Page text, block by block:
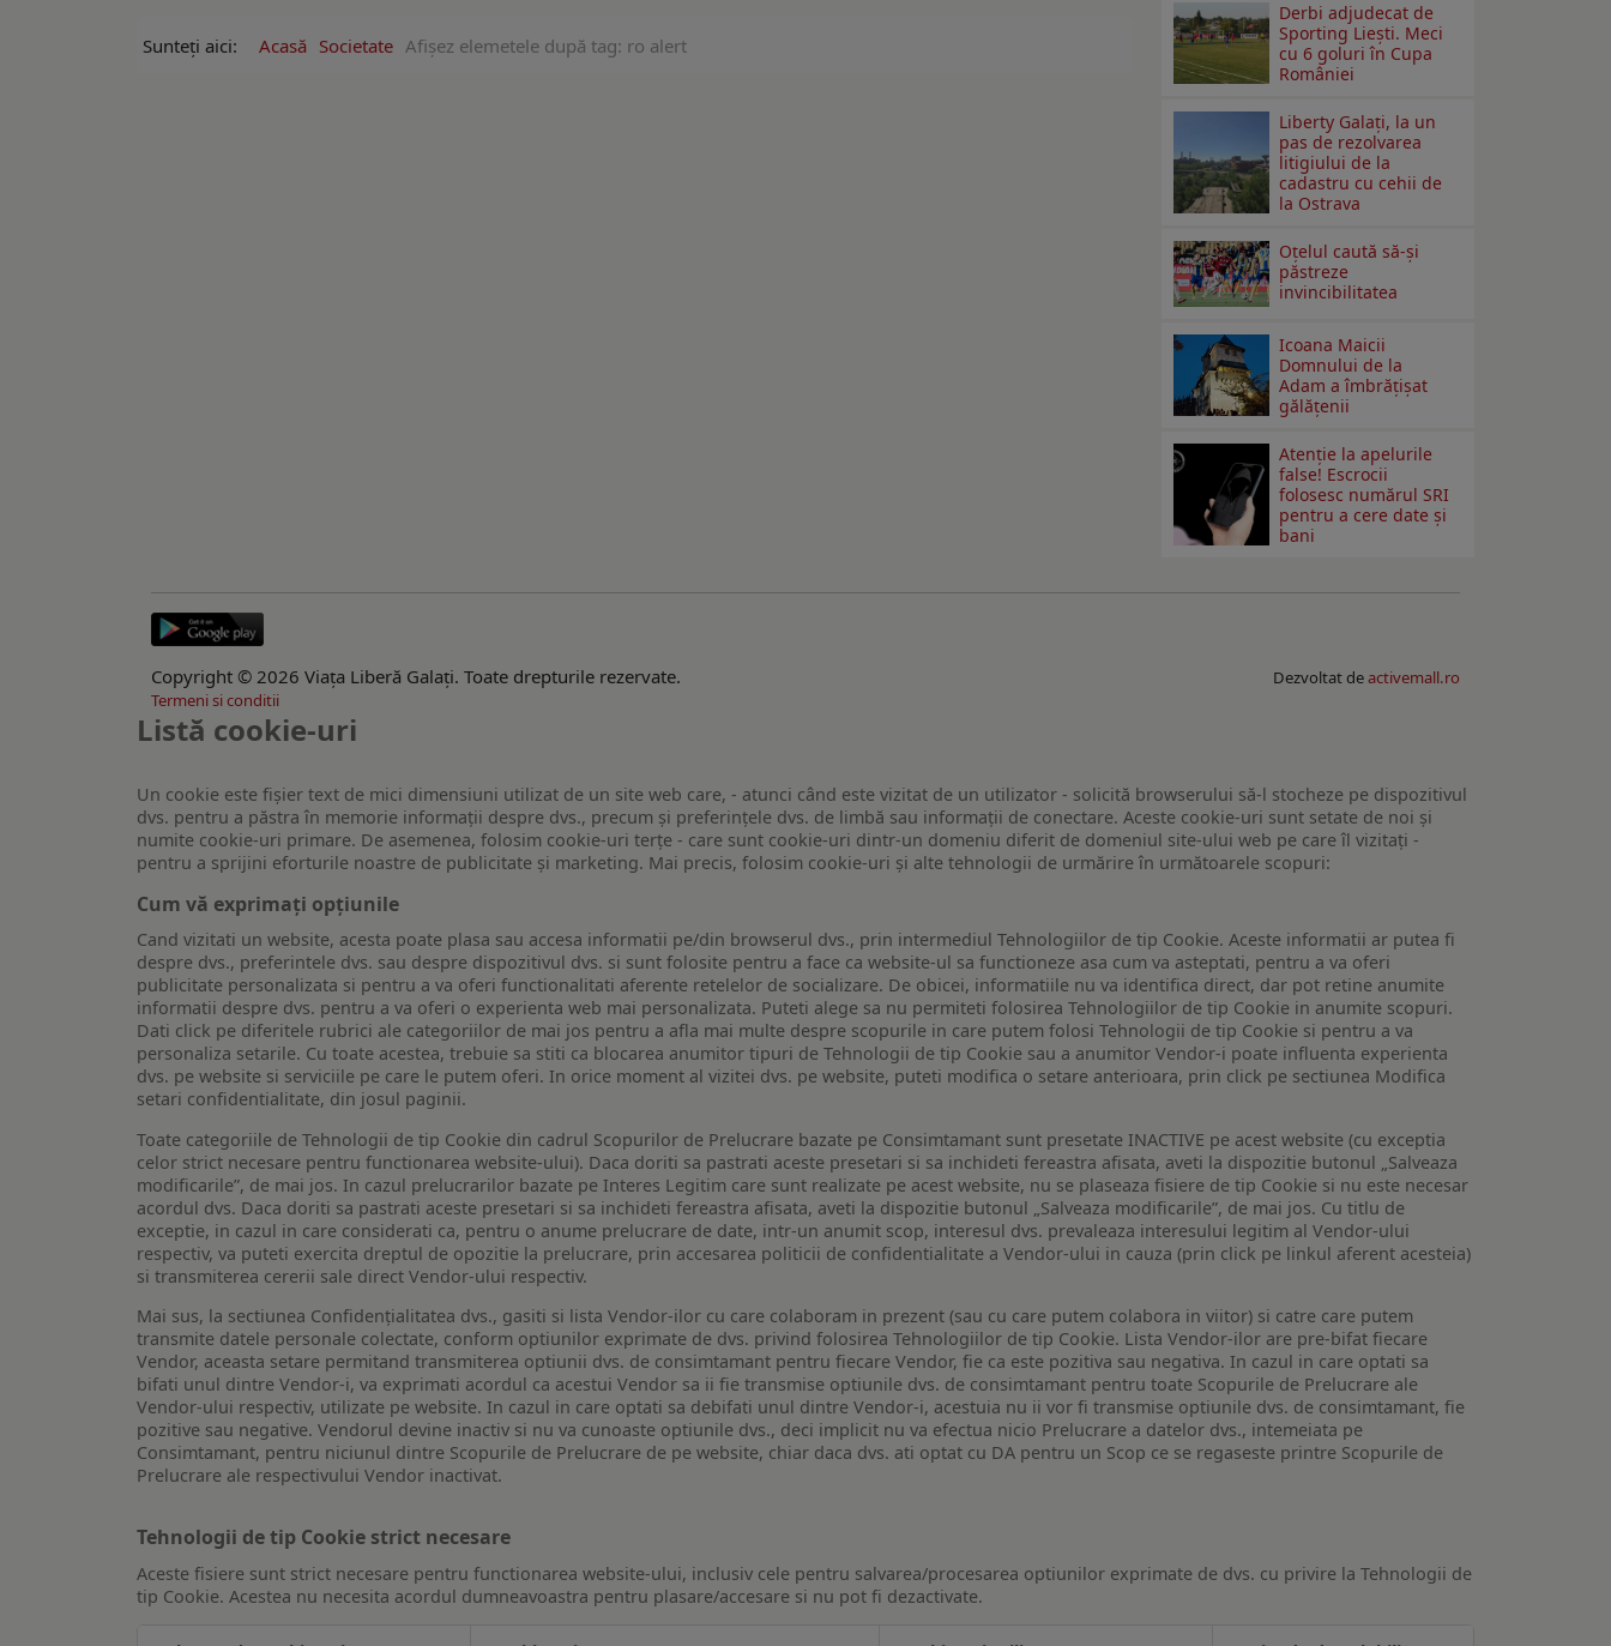
Sunteți aici: Acasă Societate Afişez elemetele după tag: ro alert
Derbi adjudecat de
Sporting Liești. Meci
cu 6 goluri în Cupa
României
Liberty Galați, la un
pas de rezolvarea
litigiului de la
cadastru cu cehii de
la Ostrava
Oțelul caută să-și
păstreze
invincibilitatea
Icoana Maicii
Domnului de la
Adam a îmbrățișat
gălățenii
Atenție la apelurile
false! Escrocii
folosesc numărul SRI
pentru a cere date și
bani
Copyright © 2026 Viaţa Liberă Galaţi. Toate drepturile rezervate. Dezvoltat deactivemall.ro
Termeni si conditii
Listă cookie-uri
Un cookie este fişier text de mici dimensiuni utilizat de un site web care, - atunci când este vizitat de un utilizator - solicită browserului să-l stocheze pe dispozitivul
dvs. pentru a păstra în memorie informații despre dvs., precum și preferințele dvs. de limbă sau informații de conectare. Aceste cookie-uri sunt setate de noi și
numite cookie-uri primare. De asemenea, folosim cookie-uri terțe - care sunt cookie-uri dintr-un domeniu diferit de domeniul site-ului web pe care îl vizitați -
pentru a sprijini eforturile noastre de publicitate și marketing. Mai precis, folosim cookie-uri și alte tehnologii de urmărire în următoarele scopuri:
Cum vă exprimați opțiunile
Cand vizitati un website, acesta poate plasa sau accesa informatii pe/din browserul dvs., prin intermediul Tehnologiilor de tip Cookie. Aceste informatii ar putea fi
despre dvs., preferintele dvs. sau despre dispozitivul dvs. si sunt folosite pentru a face ca website-ul sa functioneze asa cum va asteptati, pentru a va oferi
publicitate personalizata si pentru a va oferi functionalitati aferente retelelor de socializare. De obicei, informatiile nu va identifica direct, dar pot retine anumite
informatii despre dvs. pentru a va oferi o experienta web mai personalizata. Puteti alege sa nu permiteti folosirea Tehnologiilor de tip Cookie in anumite scopuri.
Dati click pe diferitele rubrici ale categoriilor de mai jos pentru a afla mai multe despre scopurile in care putem folosi Tehnologii de tip Cookie si pentru a va
personaliza setarile. Cu toate acestea, trebuie sa stiti ca blocarea anumitor tipuri de Tehnologii de tip Cookie sau a anumitor Vendor-i poate influenta experienta
dvs. pe website si serviciile pe care le putem oferi. In orice moment al vizitei dvs. pe website, puteti modifica o setare anterioara, prin click pe sectiunea Modifica
setari confidentialitate, din josul paginii.
Toate categoriile de Tehnologii de tip Cookie din cadrul Scopurilor de Prelucrare bazate pe Consimtamant sunt presetate INACTIVE pe acest website (cu exceptia
celor strict necesare pentru functionarea website-ului). Daca doriti sa pastrati aceste presetari si sa inchideti fereastra afisata, aveti la dispozitie butonul „Salveaza
modificarile”, de mai jos. In cazul prelucrarilor bazate pe Interes Legitim care sunt realizate pe acest website, nu se plaseaza fisiere de tip Cookie si nu este necesar
acordul dvs. Daca doriti sa pastrati aceste presetari si sa inchideti fereastra afisata, aveti la dispozitie butonul „Salveaza modificarile”, de mai jos. Cu titlu de
exceptie, in cazul in care considerati ca, pentru o anume prelucrare de date, intr-un anumit scop, interesul dvs. prevaleaza interesului legitim al Vendor-ului
respectiv, va puteti exercita dreptul de opozitie la prelucrare, prin accesarea politicii de confidentialitate a Vendor-ului in cauza (prin click pe linkul aferent acesteia)
si transmiterea cererii sale direct Vendor-ului respectiv.
Mai sus, la sectiunea Confidențialitatea dvs., gasiti si lista Vendor-ilor cu care colaboram in prezent (sau cu care putem colabora in viitor) si catre care putem
transmite datele personale colectate, conform optiunilor exprimate de dvs. privind folosirea Tehnologiilor de tip Cookie. Lista Vendor-ilor are pre-bifat fiecare
Vendor, aceasta setare permitand transmiterea optiunii dvs. de consimtamant pentru fiecare Vendor, fie ca este pozitiva sau negativa. In cazul in care optati sa
bifati unul dintre Vendor-i, va exprimati acordul ca acestui Vendor sa ii fie transmise optiunile dvs. de consimtamant pentru toate Scopurile de Prelucrare ale
Vendor-ului respectiv, utilizate pe website. In cazul in care optati sa debifati unul dintre Vendor-i, acestuia nu ii vor fi transmise optiunile dvs. de consimtamant, fie
pozitive sau negative. Vendorul devine inactiv si nu va cunoaste optiunile dvs., deci implicit nu va efectua nicio Prelucrare a datelor dvs., intemeiata pe
Consimtamant, pentru niciunul dintre Scopurile de Prelucrare de pe website, chiar daca dvs. ati optat cu DA pentru un Scop ce se regaseste printre Scopurile de
Prelucrare ale respectivului Vendor inactivat.
Tehnologii de tip Cookie strict necesare
Aceste fisiere sunt strict necesare pentru functionarea website-ului, inclusiv cele pentru salvarea/procesarea optiunilor exprimate de dvs. cu privire la Tehnologii de
tip Cookie. Acestea nu necesita acordul dumneavoastra pentru plasare/accesare si nu pot fi dezactivate.